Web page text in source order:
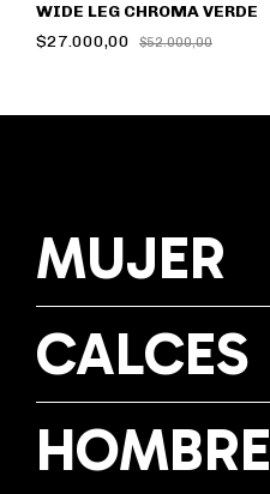
WIDE LEG CHROMA VERDE
$27.000,00
$52.000,00
MUJER
CALCES
HOMBRE